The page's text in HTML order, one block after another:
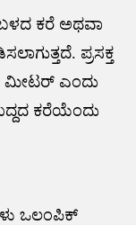
ಕರೆ ಅಥವಾ
ಪ್ರಸಕ್ತ
ಮೀಟರ್ ಎಂದು
ಕರೆಯೆಂದು
ಒಲಂಪಿಕ್